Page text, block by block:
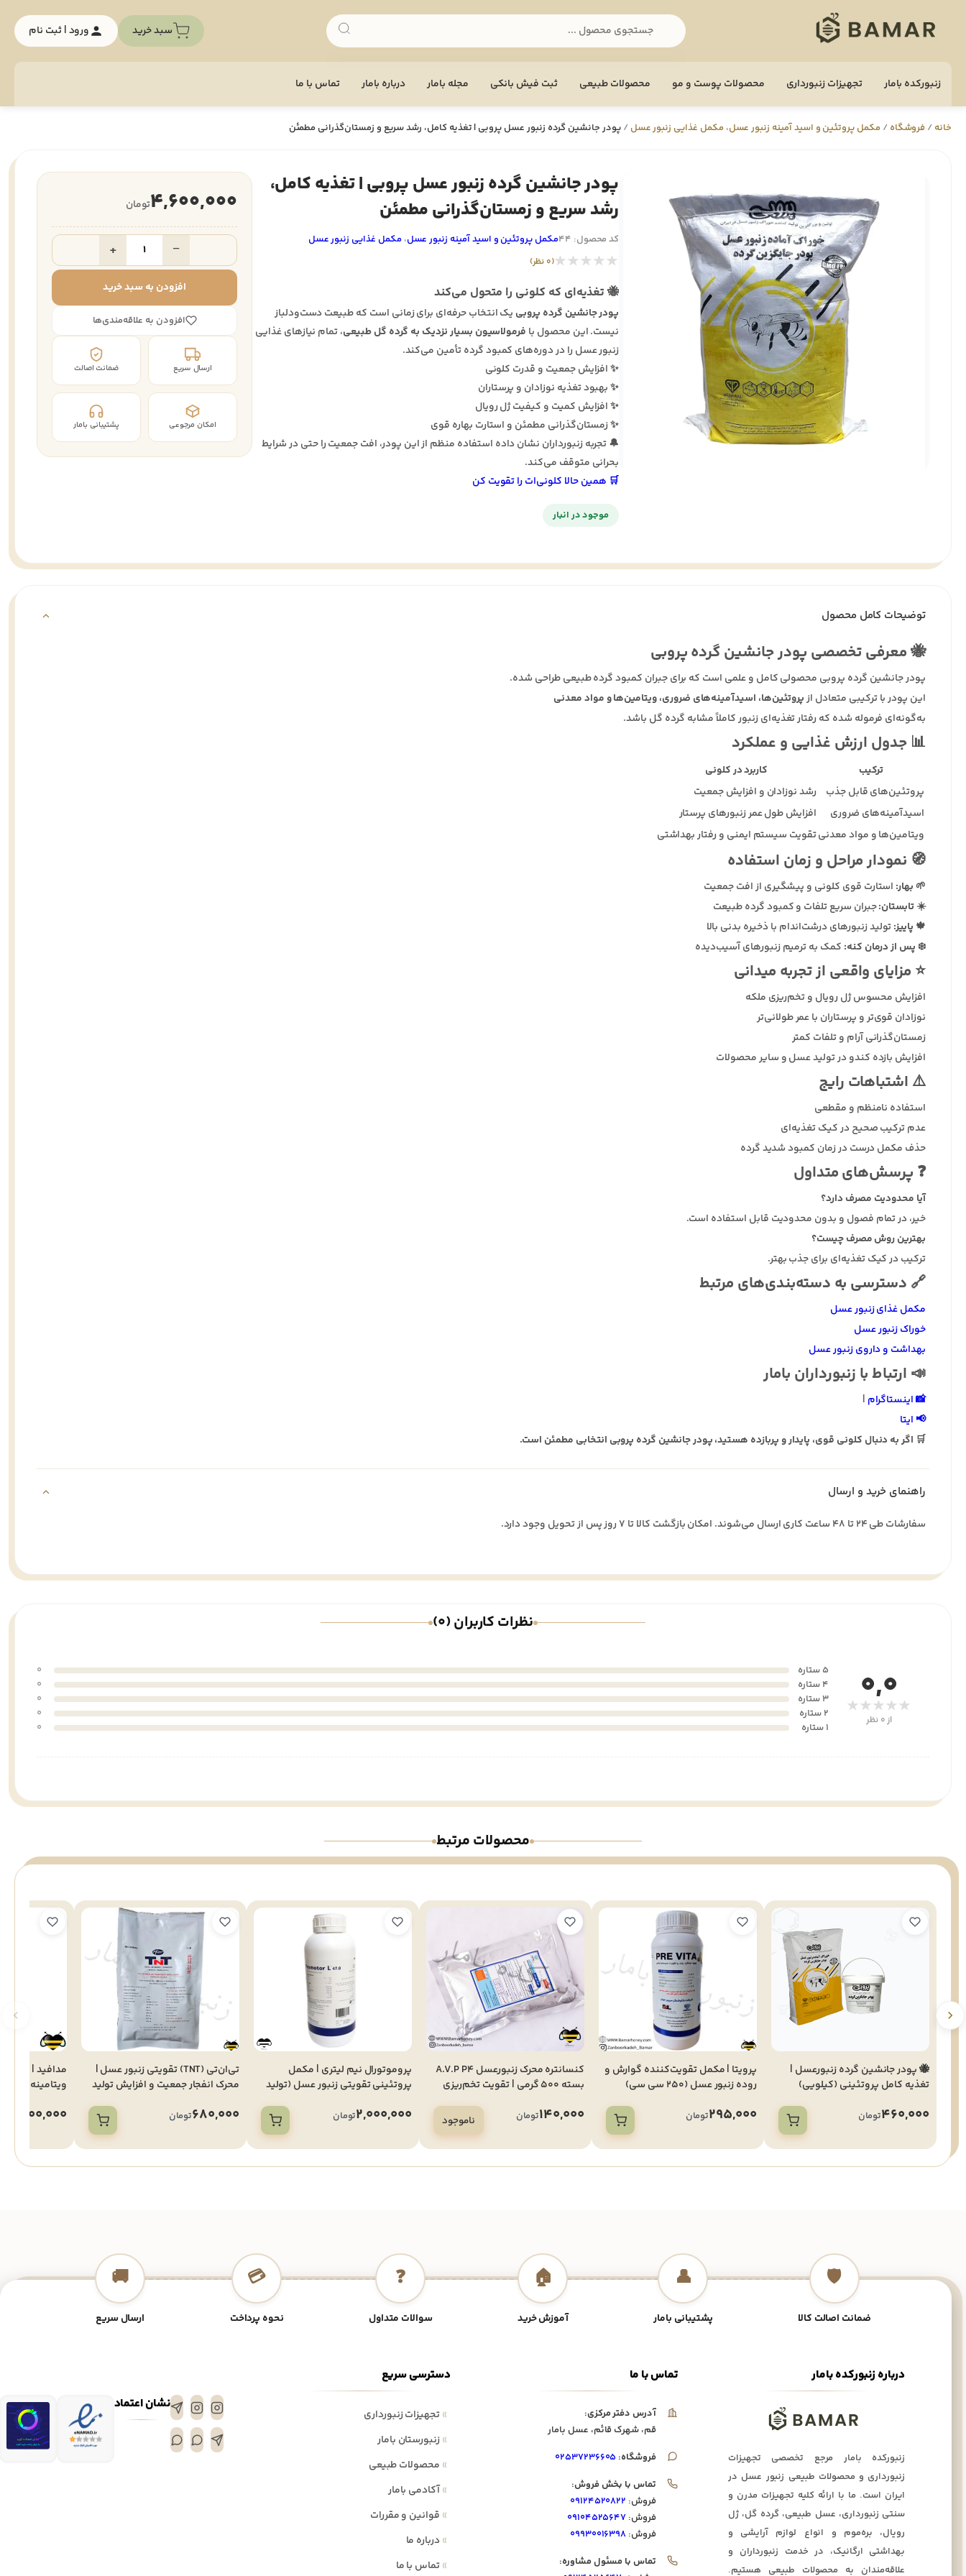
سبد خرید ورود | ثبت نام
زنبورکده بامار تجهيزات زنبورداری محصولات پوست و مو محصولات طبیعی ثبت فیش بانکی مجله بامار درباره بامار تماس با ما
خانه / فروشگاه /مکمل پروتئین و اسید آمینه زنبور عسل،مکمل غذایی زنبور عسل /پودر جانشین گرده زنبور عسل پروبی | تغذیه کامل، رشد سریع و زمستان‌گذرانی مطمئن
پودر جانشین گرده زنبور عسل پروبی | تغذیه کامل،
رشد سریع و زمستان‌گذرانی مطمئن
کد محصول: 44 مکمل پروتئین و اسید آمینه زنبور عسل،مکمل غذایی زنبور عسل
★★★★★(0 نظر)
🐝 تغذیه‌ای که کلونی را متحول می‌کند
پودر جانشین گرده پروبی یک انتخاب حرفه‌ای برای زمانی است که طبیعت دست‌ودلباز
نیست. این محصول با فرمولاسیون بسیار نزدیک به گرده گل طبیعی، تمام نیازهای غذایی
زنبور عسل را در دوره‌های کمبود گرده تأمین می‌کند.
✨ افزایش جمعیت و قدرت کلونی
✨ بهبود تغذیه نوزادان و پرستاران
✨ افزایش کمیت و کیفیت ژل رویال
✨ زمستان‌گذرانی مطمئن و استارت بهاره قوی
🔔 تجربه زنبورداران نشان داده استفاده منظم از این پودر، افت جمعیت را حتی در شرایط
بحرانی متوقف می‌کند.
🛒 همین حالا کلونی‌ات را تقویت کن
موجود در انبار
4,600,000تومان
−
+
افزودن به سبد خرید
افزودن به علاقه‌مندی‌ها
ارسال سریع ضمانت اصالت
امکان مرجوعی پشتیبانی بامار
توضیحات کامل محصول
🐝 معرفی تخصصی پودر جانشین گرده پروبی
پودر جانشین گرده پروبی محصولی کامل و علمی است که برای جبران کمبود گرده طبیعی طراحی شده.
این پودر با ترکیبی متعادل ازپروتئین‌ها، اسیدآمینه‌های ضروری، ویتامین‌ها و مواد معدنی
به‌گونه‌ای فرموله شده که رفتار تغذیه‌ای زنبور کاملاً مشابه گرده گل باشد.
📊 جدول ارزش غذایی و عملکرد
ترکیب
کاربرد در کلونی
پروتئین‌های قابل جذب
رشد نوزادان و افزایش جمعیت
اسیدآمینه‌های ضروری
افزایش طول عمر زنبورهای پرستار
ویتامین‌ها و مواد معدنیتقویت سیستم ایمنی و رفتار بهداشتی
🧭 نمودار مراحل و زمان استفاده
🌱 بهار: استارت قوی کلونی و پیشگیری از افت جمعیت
☀️تابستان:جبران سریع تلفات و کمبود گرده طبیعت
🍁 پاییز:تولید زنبورهای درشت‌اندام با ذخیره بدنی بالا
❄️ پس از درمان کنه: کمک به ترمیم زنبورهای آسیب‌دیده
⭐ مزایای واقعی از تجربه میدانی
افزایش محسوس ژل رویال و تخم‌ریزی ملکه
نوزادان قوی‌تر و پرستاران با عمر طولانی‌تر
زمستان‌گذرانی آرام و تلفات کمتر
افزایش بازده کندو در تولید عسل و سایر محصولات
⚠️ اشتباهات رایج
استفاده نامنظم و مقطعی
عدم ترکیب صحیح در کیک تغذیه‌ای
حذف مکمل درست در زمان کمبود شدید گرده
❓ پرسش‌های متداول
آیا محدودیت مصرف دارد؟
خیر، در تمام فصول و بدون محدودیت قابل استفاده است.
بهترین روش مصرف چیست؟
ترکیب در کیک تغذیه‌ای برای جذب بهتر.
🔗 دسترسی به دسته‌بندی‌های مرتبط
مکمل غذای زنبور عسل
خوراک زنبور عسل
بهداشت و داروی زنبور عسل
📣 ارتباط با زنبورداران بامار
📸 اینستاگرام |
📢 ایتا
🛒 اگر به دنبال کلونی قوی، پایدار و پربازده هستید، پودر جانشین گرده پروبی انتخابی مطمئن است.
راهنمای خرید و ارسال
سفارشات طی ۲۴ تا ۴۸ ساعت کاری ارسال می‌شوند. امکان بازگشت کالا تا ۷ روز پس از تحویل وجود دارد.
نظرات کاربران (0)
0,0
★★★★★
از 0 نظر
5 ستاره
0
4 ستاره
0
3 ستاره
0
2 ستاره
0
1 ستاره
0
محصولات مرتبط
🐝 پودر جانشین گرده زنبورعسل |
تغذیه کامل پروتئینی (کیلویی)
460,000تومان
پرویتا | مکمل تقویت‌کننده گوارش و
روده زنبور عسل (250 سی سی)
295,000تومان
کنسانتره محرک زنبورعسل A.V.P P4
بسته 500 گرمی | تقویت تخم‌ریزی
140,000تومان ناموجود
پروموتورال نیم لیتری | مکمل
پروتئینی تقویتی زنبور عسل (تولید
2,000,000تومان
تی‌ان‌تی (TNT) تقویتی زنبور عسل |
محرک انفجار جمعیت و افزایش تولید
680,000تومان
مدافید | پودر
ویتامینه
600,000
🛡️
ضمانت اصالت کالا
👤
پشتیبانی بامار
🏠
آموزش خرید
❓
سوالات متداول
💳
نحوه پرداخت
🚚
ارسال سریع
نشان اعتماد
دسترسی سریع
»تجهیزات زنبورداری
»زنبورستان بامار
» محصولات طبیعی
»آکادمی بامار
» قوانین و مقررات
» درباره ما
»تماس با ما
تماس با ما
آدرس دفتر مرکزی:
قم، شهرک قائم، عسل بامار
فروشگاه: ۰۲۵۳۷۲۳۶۶۰۵
تماس با بخش فروش:
فروش: ۰۹۱۲۴۵۲۰۸۲۲
فروش: ۰۹۱۰۴۵۲۵۶۴۷
فروش: ۰۹۹۳۰۰۱۶۳۹۸
تماس با مسئول مشاوره:
درباره زنبورکده بامار
زنبورکده بامار مرجع تخصصی تجهیزات
زنبورداری و محصولات طبیعی زنبور عسل در
ایران است. ما با ارائه کلیه تجهیزات مدرن و
سنتی زنبورداری، عسل طبیعی، گرده گل، ژل
رویال، بره‌موم و انواع لوازم آرایشی و
بهداشتی ارگانیک، در خدمت زنبورداران و
علاقه‌مندان به محصولات طبیعی هستیم.